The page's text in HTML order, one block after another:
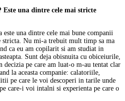
Este una dintre cele mai stricte
una dintre cele mai bune companii
stricta. Nu mi-a trebuit mult timp sa ma
ca eu am copilarit si am studiat in
Sunt deja obisnuita cu obiceiurile,
pe care am luat-o m-au tentat clar
la aceasta companie: calatoriile,
pe care le voi descoperi in tarile unde
care-i voi intalni si experienta pe care o